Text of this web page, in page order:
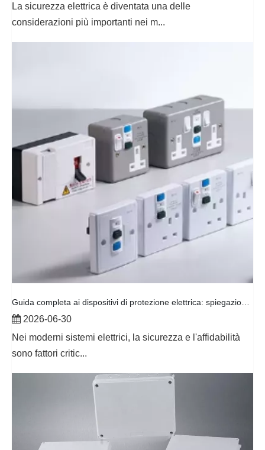
La sicurezza elettrica è diventata una delle
considerazioni più importanti nei m...
2026-06-30
Nei moderni sistemi elettrici, la sicurezza e l'affidabilità
sono fattori critic...